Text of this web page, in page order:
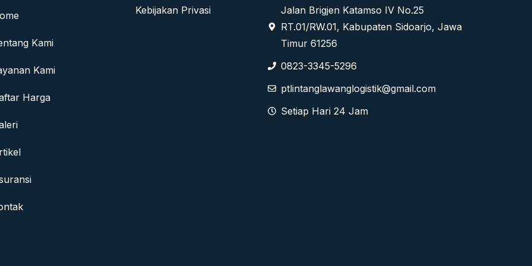
Kami
Kami
Harga
Kebijakan Privasi
Jalan Brigjen Katamso IV No.25
RT.01/RW.01, Kabupaten Sidoarjo, Jawa
Timur 61256
0823-3345-5296
ptlintanglawanglogistik@gmail.com
Setiap Hari 24 Jam